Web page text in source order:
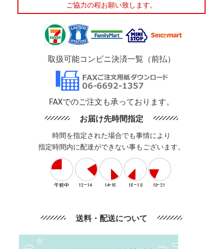
ご協力の程お願い致します。
取扱可能コンビニ決済一覧（前払）
FAXでのご注文も承っております。
お届け先時間指定
時間を指定された場合でも事情により
指定時間内に配達ができない事もございます。
送料・配送について